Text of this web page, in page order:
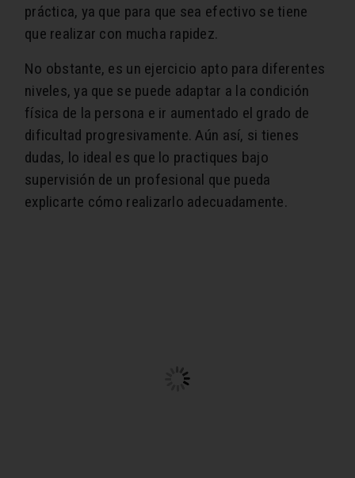
práctica, ya que para que sea efectivo se tiene
que realizar con mucha rapidez.
No obstante, es un ejercicio apto para diferentes
niveles, ya que se puede adaptar a la condición
física de la persona e ir aumentado el grado de
dificultad progresivamente. Aún así, si tienes
dudas, lo ideal es que lo practiques bajo
supervisión de un profesional que pueda
explicarte cómo realizarlo adecuadamente.